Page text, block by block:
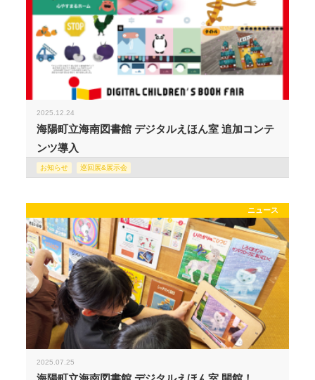
2025.12.24
海陽町立海南図書館 デジタルえほん室 追加コンテ
ンツ導入
お知らせ 巡回展&展示会
ニュース
2025.07.25